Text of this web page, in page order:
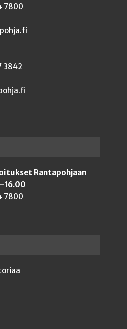
7800
3842
Rantapohjaan
7800